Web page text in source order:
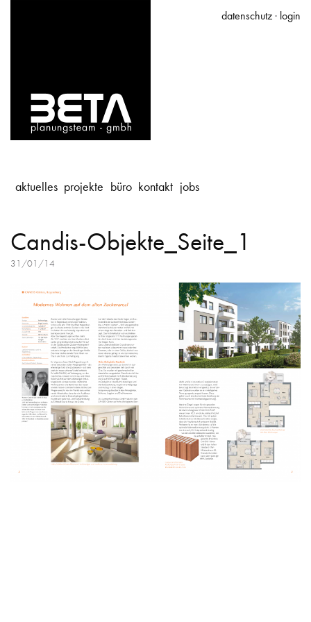
aktuelles projekte büro kontakt jobs
Candis-Objekte_Seite_1
31/01/14
datenschutz· login